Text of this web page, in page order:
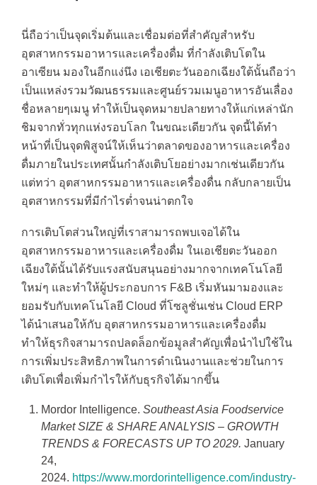
นี่ถือว่าเป็นจุดเริ่มต้นและเชื่อมต่อที่สำคัญสำหรับ
อุตสาหกรรมอาหารและเครื่องดื่ม ที่กำลังเติบโตใน
อาเซียน มองในอีกแง่นึง เอเชียตะวันออกเฉียงใต้นั้นถือว่า
เป็นแหล่งรวมวัฒนธรรมและศูนย์รวมเมนูอาหารอันเลื่อง
ชื่อหลายๆเมนู ทำให้เป็นจุดหมายปลายทางให้แก่เหล่านัก
ชิมจากทั่วทุกแห่งรอบโลก ในขณะเดียวกัน จุดนี้ได้ทำ
หน้าที่เป็นจุดพิสูจน์ให้เห็นว่าตลาดของอาหารและเครื่อง
ดื่มภายในประเทศนั้นกำลังเติบโยอย่างมากเช่นเดียวกัน
แต่ทว่า อุตสาหกรรมอาหารและเครื่องดื่น กลับกลายเป็น
อุตสาหกรรมที่มีกำไรต่ำจนน่าตกใจ
การเติบโตส่วนใหญ่ที่เราสามารถพบเจอได้ใน
อุตสาหกรรมอาหารและเครื่องดื่ม ในเอเชียตะวันออก
เฉียงใต้นั้นได้รับแรงสนับสนุนอย่างมากจากเทคโนโลยี
ใหม่ๆ และทำให้ผู้ประกอบการ F&B เริ่มหันมามองและ
ยอมรับกับเทคโนโลยี Cloud ที่โซลูชั่นเช่น Cloud ERP
ได้นำเสนอให้กับ อุตสาหกรรมอาหารและเครื่องดื่ม
ทำให้ธุรกิจสามารถปลดล็อกข้อมูลสำคัญเพื่อนำไปใช้ใน
การเพิ่มประสิทธิภาพในการดำเนินงานและช่วยในการ
เติบโตเพื่อเพิ่มกำไรให้กับธุรกิจได้มากขึ้น
Mordor Intelligence. Southeast Asia Foodservice
Market SIZE & SHARE ANALYSIS – GROWTH
TRENDS & FORECASTS UP TO 2029. January
24,
2024. https://www.mordorintelligence.com/industry-